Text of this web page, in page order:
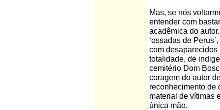
Mas, se nós
entender com
acadêmica do
‘ossadas de
com
totalidade, de
cemitério Dom
coragem do autor
reconhecimento de
material de vítimas
única mão.